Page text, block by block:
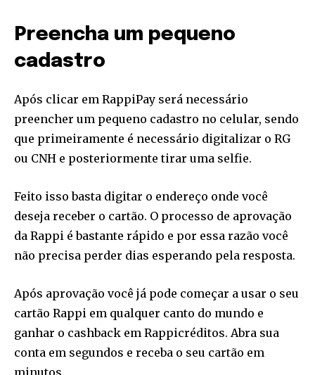
Preencha um pequeno
cadastro
Após clicar em RappiPay será necessário
preencher um pequeno cadastro no celular, sendo
que primeiramente é necessário digitalizar o RG
ou CNH e posteriormente tirar uma selfie.
Feito isso basta digitar o endereço onde você
deseja receber o cartão. O processo de aprovação
da Rappi é bastante rápido e por essa razão você
não precisa perder dias esperando pela resposta.
Após aprovação você já pode começar a usar o seu
cartão Rappi em qualquer canto do mundo e
ganhar o cashback em Rappicréditos. Abra sua
conta em segundos e receba o seu cartão em